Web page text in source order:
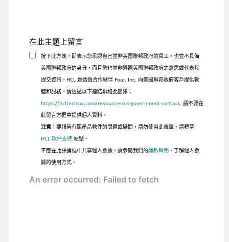
在此主題上留言
按下此方塊，即表示您承認自己並非美國聯邦政府的員工，也並不具備
美國聯邦政府的身分，而且您也並非遵照美國聯邦政府之意思或代表其
提交資訊。HCL 是透過合作夥伴 Four, Inc. 向美國聯邦政府客戶提供軟
體和服務。請透過以下連結聯絡此團隊：
https://hcltechsw.com/resources/us-government-contact. 請不要在
此留言方框中提供個人資料。
注意： 要報告有關產品軟件的問題或疑問，請勿使用此表單。請轉至
HCL 軟件支持站點。
不應在此評論框中共享個人數據。請參閱我們的隱私聲明，了解個人數
據的使用方式。